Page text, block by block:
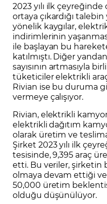
2023 yılı ilk
ortaya çıkardığı
yönelik kaygılar,
indirimlerinin
ile başlayan bu
katılmıştı. Diğer
sayısının artmasıyla
tüketiciler elektrikli
Rivian ise bu duruma
vermeye çalışıyor.
Rivian, elektrikli
elektrikli dağıtım
olarak üretim ve
Şirket 2023 yılı ilk
tesisinde, 9,395 araç
etti. Bu veriler,
olmaya devam ettiği ve
50,000 üretim
olduğu düşünülüyor.